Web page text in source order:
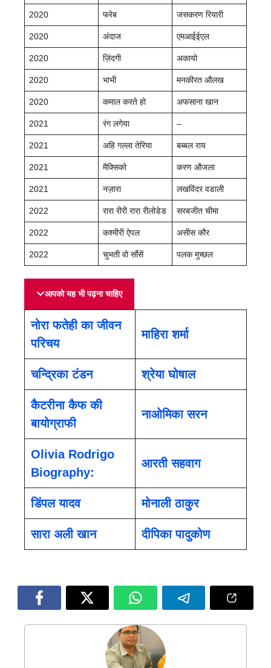
2020 फरेब जसकरण रियारी
2020 अंदाज एमआईईएल
2020 ज़िंदगी अकायो
2020 भाभी मनकीरत औलख
2020 कमाल करते हो अफसाना खान
2021 रंग लगेया –
2021 अहि गल्ला तेरिया बब्बल राय
2021 मैक्सिको करण औजला
2021 नज़ारा लखविंदर वडाली
2022 रारा रीरी रारा रीलोडेड सरबजीत चीमा
2022 कश्मीरी ऐपल असीस कौर
2022 चुभती वो साँसें पलक मुच्छल
आपको यह भी पढ़ना चाहिए
नोरा फतेही का जीवन
परिचय
माहिरा शर्मा
चन्द्रिका टंडन श्रेया घोषाल
कैटरीना कैफ की
बायोग्राफी
नाओमिका सरन
Olivia Rodrigo
Biography:
आरती सहवाग
डिंपल यादव मोनाली ठाकुर
सारा अली खान दीपिका पादुकोण